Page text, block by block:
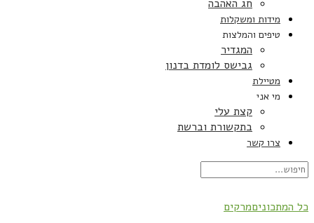
חג האהבה
מידות ומשקלות
טיפים והמלצות
המגדיר
גבישס לומדת בדנון
מטיילת
מי אני
קצת עלי
בתקשורת וברשת
צרו קשר
כל המתכוניםמרקים